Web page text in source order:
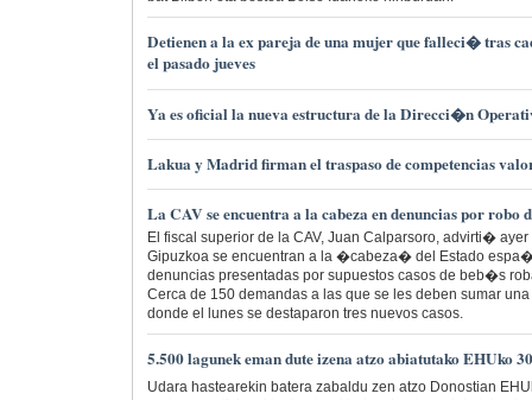
Detienen a la ex pareja de una mujer que falleci� tras
el pasado jueves
Ya es oficial la nueva estructura de la Direcci�n
Lakua y Madrid firman el traspaso de competencias
La CAV se encuentra a la cabeza en denuncias por robo
El fiscal superior de la CAV, Juan Calparsoro, advirti�
Gipuzkoa se encuentran a la �cabeza� del Estado
denuncias presentadas por supuestos casos de beb�s
Cerca de 150 demandas a las que se les deben sumar
donde el lunes se destaparon tres nuevos casos.
5.500 lagunek eman dute izena atzo abiatutako EHUko
Udara hastearekin batera zabaldu zen atzo Donostian